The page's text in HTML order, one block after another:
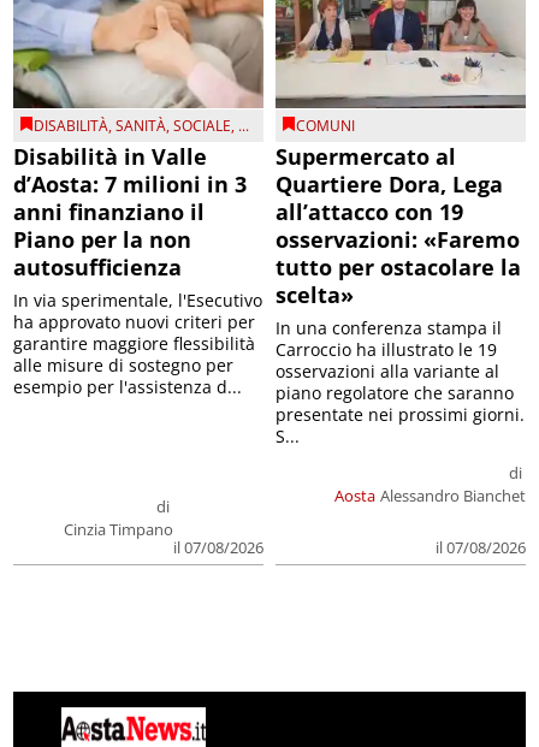
DISABILITÀ,SANITÀ,SOCIALE, ...
Disabilità in Valle
d’Aosta: 7 milioni in 3
anni finanziano il
Piano per la non
autosufficienza
di
Cinzia Timpano
il 07/08/2026
In via sperimentale, l'Esecutivo
ha approvato nuovi criteri per
garantire maggiore flessibilità
alle misure di sostegno per
esempio per l'assistenza d...
COMUNI
Supermercato al
Quartiere Dora, Lega
all’attacco con 19
osservazioni: «Faremo
tutto per ostacolare la
scelta»
Aosta
di
Alessandro Bianchet
il 07/08/2026
In una conferenza stampa il
Carroccio ha illustrato le 19
osservazioni alla variante al
piano regolatore che saranno
presentate nei prossimi giorni.
S...